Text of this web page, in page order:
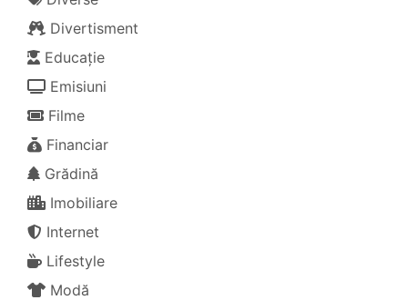
Divertisment
Educație
Emisiuni
Filme
Financiar
Grădină
Imobiliare
Internet
Lifestyle
Modă